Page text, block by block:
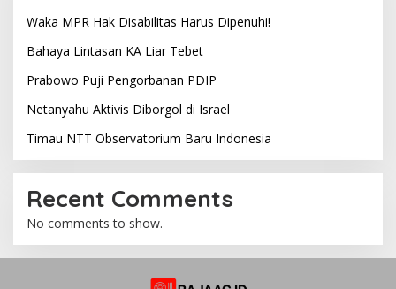
Waka MPR Hak Disabilitas Harus Dipenuhi!
Bahaya Lintasan KA Liar Tebet
Prabowo Puji Pengorbanan PDIP
Netanyahu Aktivis Diborgol di Israel
Timau NTT Observatorium Baru Indonesia
Recent Comments
No comments to show.